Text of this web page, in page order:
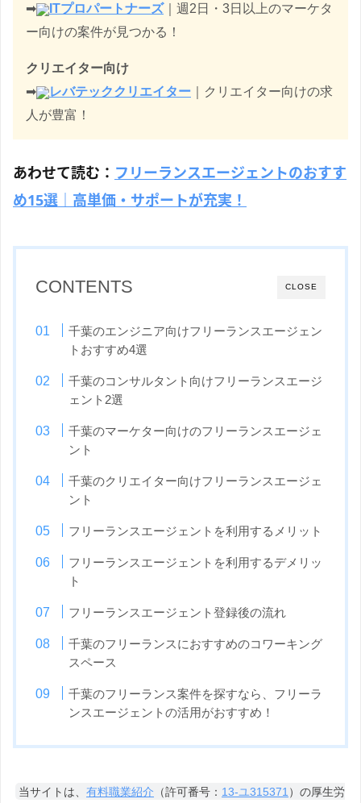
➡︎
ITプロパートナーズ ｜週2日・3日以上のマーケタ
ー向けの案件が見つかる！
クリエイター向け
➡︎
レバテッククリエイター ｜クリエイター向けの求
人が豊富！
あわせて読む： フリーランスエージェントのおすす
め15選｜高単価・サポートが充実！
CLOSE
CONTENTS
千葉のエンジニア向けフリーランスエージェン
トおすすめ4選
千葉のコンサルタント向けフリーランスエージ
ェント2選
千葉のマーケター向けのフリーランスエージェ
ント
千葉のクリエイター向けフリーランスエージェ
ント
フリーランスエージェントを利用するメリット
フリーランスエージェントを利用するデメリッ
ト
フリーランスエージェント登録後の流れ
千葉のフリーランスにおすすめのコワーキング
スペース
千葉のフリーランス案件を探すなら、フリーラ
ンスエージェントの活用がおすすめ！
当サイトは、有料職業紹介 （許可番号： 13-ユ315371 ）の厚生労